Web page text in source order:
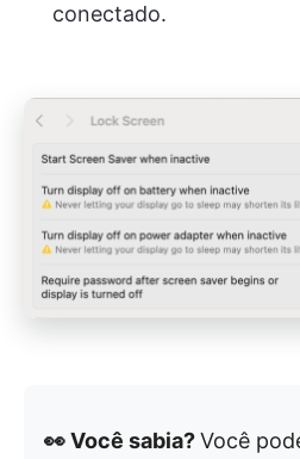
conectado.
👀 Você sabia?Você